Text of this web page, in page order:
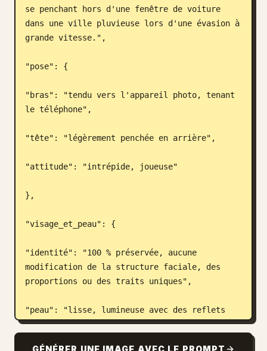
se penchant hors d'une fenêtre de voiture
dans une ville pluvieuse lors d'une évasion à
grande vitesse.",
"pose": {
"bras": "tendu vers l'appareil photo, tenant
le téléphone",
"tête": "légèrement penchée en arrière",
"attitude": "intrépide, joueuse"
},
"visage_et_peau": {
"identité": "100 % préservée, aucune
modification de la structure faciale, des
proportions ou des traits uniques",
"peau": "lisse, lumineuse avec des reflets
brillants des lampadaires",
GÉNÉRER UNE IMAGE AVEC LE PROMPT